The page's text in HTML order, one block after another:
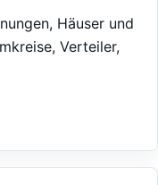
Häuser und
Verteiler,